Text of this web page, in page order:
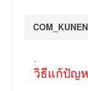
.
วิธีแก้ปัญ